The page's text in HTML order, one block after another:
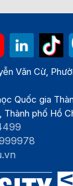
Văn Cừ,
Quốc gia
phố Hồ